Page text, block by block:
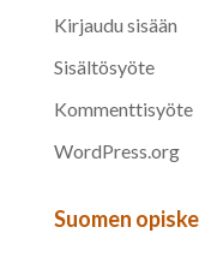
Kirjaudu sisään
Sisältösyöte
Kommenttisyöte
WordPress.org
Suomen